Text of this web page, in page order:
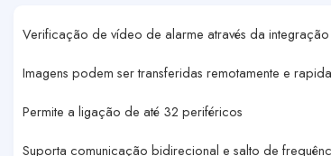
Verificação de vídeo de alarme através da
Imagens podem ser transferidas remotamente e
Permite a ligação de até 32 periféricos
Suporta comunicação bidirecional e salto de